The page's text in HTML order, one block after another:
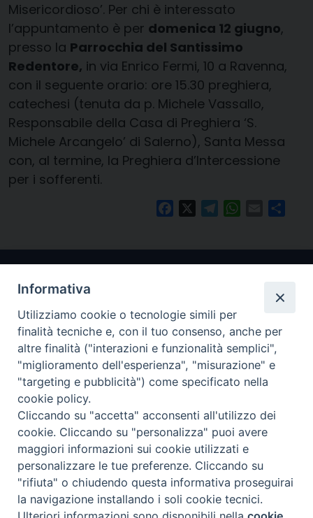
Misericordioso’. Per chi è interessato
l’appuntamento è per domenica 12 giugno,
presso la Parrocchia del Santissimo
Redentore, in via Enrico Fermi, 10 a Ravenna,
con il seguente orario: ore 15.30 preghiera,
catechesi (tenuta da p. Michele Vassallo,
Responsabile della Casa di Preghiera ‘S.
Michele Arcangelo’ di Salerno), Santa Messa
con, al termine, la Preghiera d’Intercessione
per i sofferenti.
FacebookTelegramWhatsApp
Email
Arcidiocesi di Ravenna-Cervia
CONTATTI
Piazza Arcivescovado, 1 48121- Ravenna
tel 0544.541655
curia@diocesiravennacervia.it
Per segnalazioni tecniche e aggiornamenti:
Informativa
Utilizziamo cookie o tecnologie simili per
finalità tecniche e, con il tuo consenso, anche per
altre finalità ("interazioni e funzionalità semplici",
"miglioramento dell'esperienza", "misurazione" e
"targeting e pubblicità") come specificato nella
cookie policy.
Cliccando su "accetta" acconsenti all'utilizzo dei
cookie. Cliccando su "personalizza" puoi avere
maggiori informazioni sui cookie utilizzati e
personalizzare le tue preferenze. Cliccando su
"rifiuta" o chiudendo questa informativa proseguirai
la navigazione installando i soli cookie tecnici.